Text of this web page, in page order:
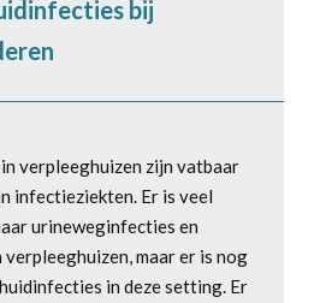
bij
verpleeghuizen zijn vatbaar
infectieziekten. Er is veel
urineweginfecties en
maar er is nog
in deze setting. Er